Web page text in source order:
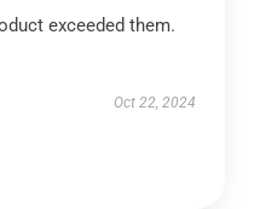
exceeded them.
Oct 22, 2024